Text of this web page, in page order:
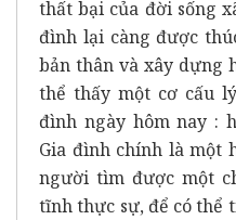
thất bại của đời sống
đình lại càng được
bản thân và xây dựng
thể thấy một cơ cấu
đình ngày hôm nay :
Gia đình chính là một
người tìm được một
tĩnh thực sự, để có thể